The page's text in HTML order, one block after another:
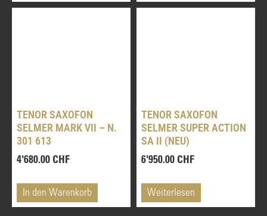
TENOR SAXOFON
SELMER MARK VII – N.
301 613
4'680.00 CHF
In den Warenkorb
TENOR SAXOFON
SELMER SUPER ACTION
SA II (NEU)
6'950.00 CHF
Weiterlesen